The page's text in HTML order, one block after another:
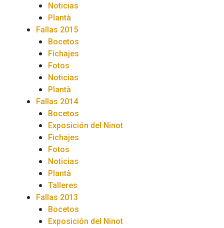
Noticias
Plantà
Fallas 2015
Bocetos
Fichajes
Fotos
Noticias
Plantà
Fallas 2014
Bocetos
Exposición del Ninot
Fichajes
Fotos
Noticias
Plantà
Talleres
Fallas 2013
Bocetos
Exposición del Ninot